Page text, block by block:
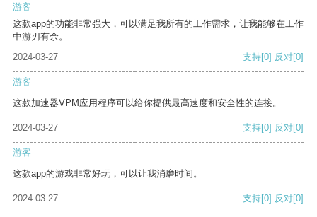
游客
这款app的功能非常强大，可以满足我所有的工作需求，让我能够在工作
中游刃有余。
2024-03-27
支持[0] 反对[0]
游客
这款加速器VPM应用程序可以给你提供最高速度和安全性的连接。
2024-03-27 支持[0] 反对[0]
游客
这款app的游戏非常好玩，可以让我消磨时间。
2024-03-27 支持[0] 反对[0]